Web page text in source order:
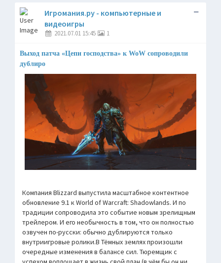
Игромания.ру - компьютерные и
видеоигры
2021.07.01 15:45 1
Выход патча «Цепи господства» к WoW сопроводили
дублиро
Компания Blizzard выпустила масштабное контентное
обновление 9.1 к World of Warcraft: Shadowlands. И по
традиции сопроводила это событие новым зрелищным
трейлером. И его необычность в том, что он полностью
озвучен по-русски: обычно дублируются только
внутриигровые ролики.В Тёмных землях произошли
очередные изменения в балансе сил. Тюремщик с